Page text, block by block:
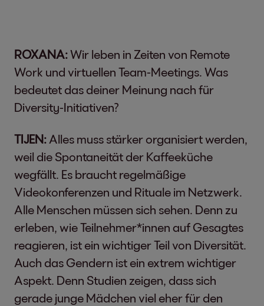
ROXANA:Wir leben in Zeiten von Remote
Work und virtuellen Team-Meetings. Was
bedeutet das deiner Meinung nach für
Diversity-Initiativen?
TIJEN: Alles muss stärker organisiert werden,
weil die Spontaneität der Kaffeeküche
wegfällt. Es braucht regelmäßige
Videokonferenzen und Rituale im Netzwerk.
Alle Menschen müssen sich sehen. Denn zu
erleben, wie Teilnehmer*innen auf Gesagtes
reagieren, ist ein wichtiger Teil von Diversität.
Auch das Gendern ist ein extrem wichtiger
Aspekt. Denn Studien zeigen, dass sich
gerade junge Mädchen viel eher für den